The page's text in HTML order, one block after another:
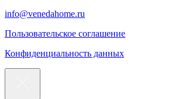
info@venedahome.ru
Пользовательское соглашение
Конфиденциальность данных